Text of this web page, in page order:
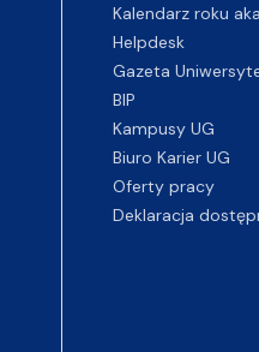
Kalendarz roku
Helpdesk
Gazeta
BIP
Kampusy UG
Biuro Karier UG
Oferty pracy
Deklaracja